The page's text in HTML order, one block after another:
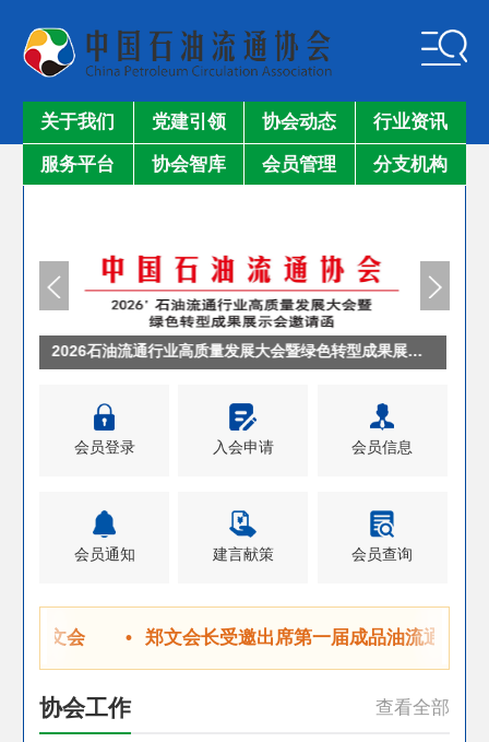
关于我们 党建引领 协会动态 行业资讯
服务平台 协会智库 会员管理 分支机构
2026石油流通行业高质量发展大会暨绿色转型成果展示会邀请函.
会员登录 入会申请 会员信息
会员通知 建言献策 会员查询
郑文会
观学习
•
郑文会长受邀出席第一届成品油流通行业
数智化发展论坛
协会工作 查看全部